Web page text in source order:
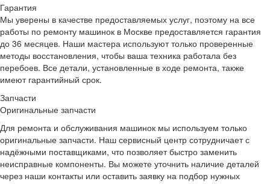
Гарантия
Мы уверены в качестве предоставляемых услуг, поэтому на все
работы по ремонту машинок в Москве предоставляется гарантия
до 36 месяцев. Наши мастера используют только проверенные
методы восстановления, чтобы ваша техника работала без
перебоев. Все детали, установленные в ходе ремонта, также
имеют гарантийный срок.
Запчасти
Оригинальные запчасти
Для ремонта и обслуживания машинок мы используем только
оригинальные запчасти. Наш сервисный центр сотрудничает с
надёжными поставщиками, что позволяет быстро заменить
неисправные компоненты. Вы можете уточнить наличие деталей
через наши контакты или оставить заявку на подбор нужных